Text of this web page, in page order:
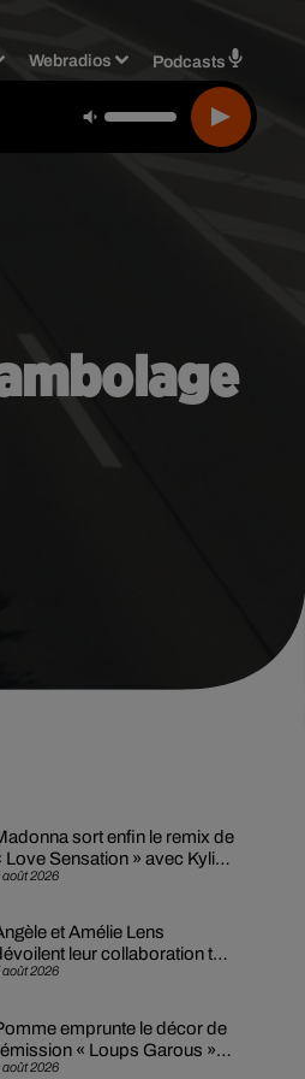
Webradios Podcasts
août 2026
sort enfin le remix de
Love Sensation » avec Kylie
août 2026
et Amélie Lens
leur collaboration tant
août 2026
emprunte le décor de
« Loups Garous »
son...